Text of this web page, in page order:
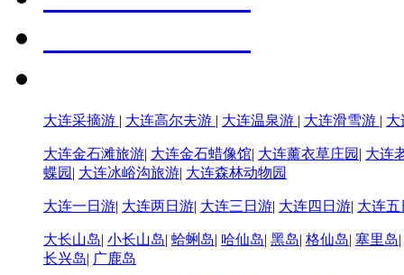
大连采摘游 | 大连高尔夫游 | 大连温泉游 | 大连滑雪游 |
大连金石滩旅游| 大连金石蜡像馆| 大连薰衣草庄园 | 大连
蝶园 | 大连冰峪沟旅游| 大连森林动物园
大连一日游| 大连两日游| 大连三日游| 大连四日游| 大连五
大长山岛| 小长山岛| 蛤蜊岛| 哈仙岛| 黑岛| 格仙岛| 塞里岛|
长兴岛| 广鹿岛